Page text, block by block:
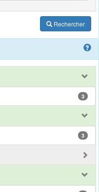
Rechercher
3
3